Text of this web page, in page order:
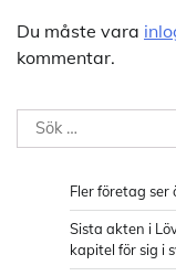
Du måste vara
kommentar.
Sök
efter:
Fler företag ser
Sista akten i
kapitel för sig i